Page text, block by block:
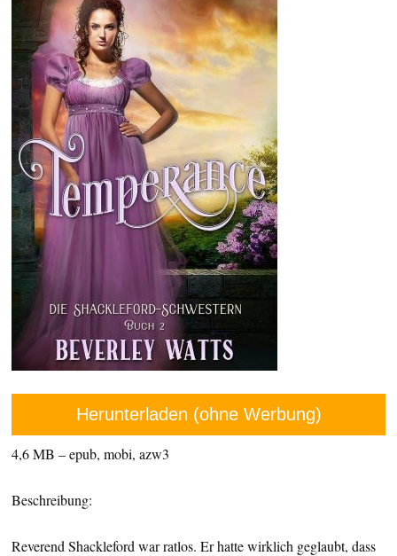
Herunterladen (ohne Werbung)
4,6 MB – epub, mobi, azw3
Beschreibung:
Reverend Shackleford war ratlos. Er hatte wirklich geglaubt, dass